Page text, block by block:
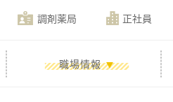
調剤薬局 正社員
職場情報